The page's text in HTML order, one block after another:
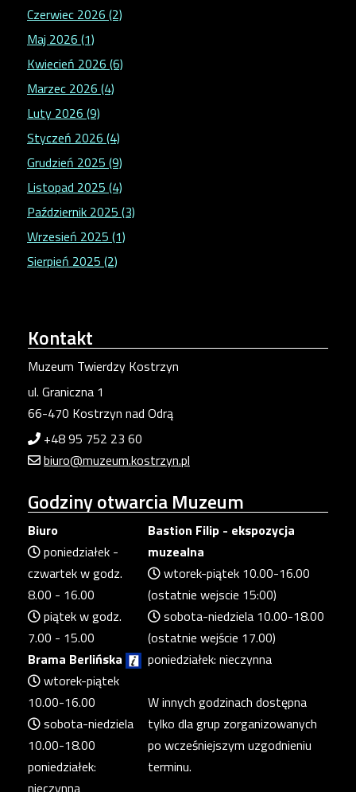
Czerwiec 2026 (2)
Maj 2026 (1)
Kwiecień 2026 (6)
Marzec 2026 (4)
Luty 2026 (9)
Styczeń 2026 (4)
Grudzień 2025 (9)
Listopad 2025 (4)
Październik 2025 (3)
Wrzesień 2025 (1)
Sierpień 2025 (2)
Kontakt
Muzeum Twierdzy Kostrzyn
ul. Graniczna 1
66-470 Kostrzyn nad Odrą
+48 95 752 23 60
biuro@muzeum.kostrzyn.pl
Godzinyotwarcia Muzeum
Biuro
poniedziałek -
czwartek w godz.
8.00 - 16.00
piątek w godz.
7.00 - 15.00
Brama Berlińska
wtorek-piątek
10.00-16.00
sobota-niedziela
10.00-18.00
poniedziałek:
nieczynna
Bastion Filip - ekspozycja
muzealna
wtorek-piątek 10.00-16.00
(ostatnie wejscie 15:00)
sobota-niedziela 10.00-18.00
(ostatnie wejście 17.00)
poniedziałek: nieczynna
W innych godzinach dostępna
tylko dla grup zorganizowanych
po wcześniejszym uzgodnieniu
terminu.